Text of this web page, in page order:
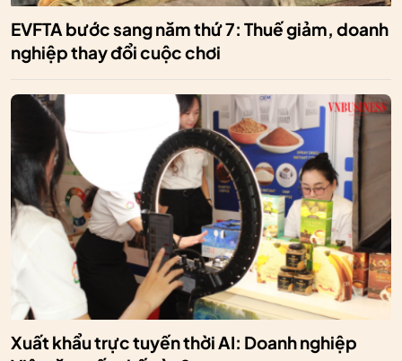
EVFTA bước sang năm thứ 7: Thuế giảm, doanh
nghiệp thay đổi cuộc chơi
Xuất khẩu trực tuyến thời AI: Doanh nghiệp